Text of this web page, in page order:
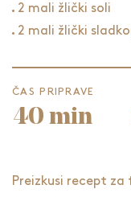
2 mali žlički soli
2 mali žlički
ČAS PRIPRAVE
40 min
Preizkusi recept za